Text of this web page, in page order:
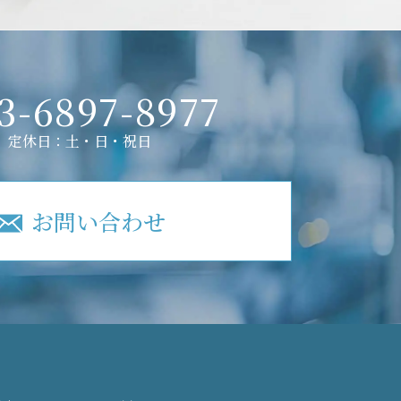
6897-8977
定休日：土・日・祝日
お問い合わせ